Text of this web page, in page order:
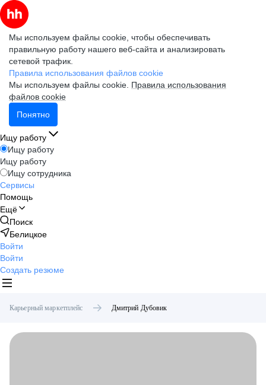
Мы используем файлы cookie, чтобы обеспечивать
правильную работу нашего веб-сайта и анализировать
сетевой трафик.
Правила использования файлов cookie
Мы используем файлы cookie. Правила использования
файлов cookie
Понятно
Ищу работу
Ищу работу
Ищу работу
Ищу сотрудника
Сервисы
Помощь
Ещё
Поиск
Белицкое
Войти
Войти
Создать резюме
Карьерный маркетплейс Дмитрий Дубовик